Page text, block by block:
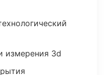
измерения 3d